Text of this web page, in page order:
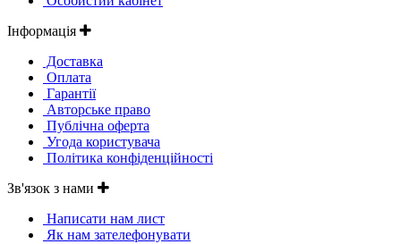
Інформація
Доставка
Оплата
Гарантії
Авторське право
Публічна оферта
Угода користувача
Політика конфіденційності
Зв'язок з нами
Написати нам лист
Як нам зателефонувати